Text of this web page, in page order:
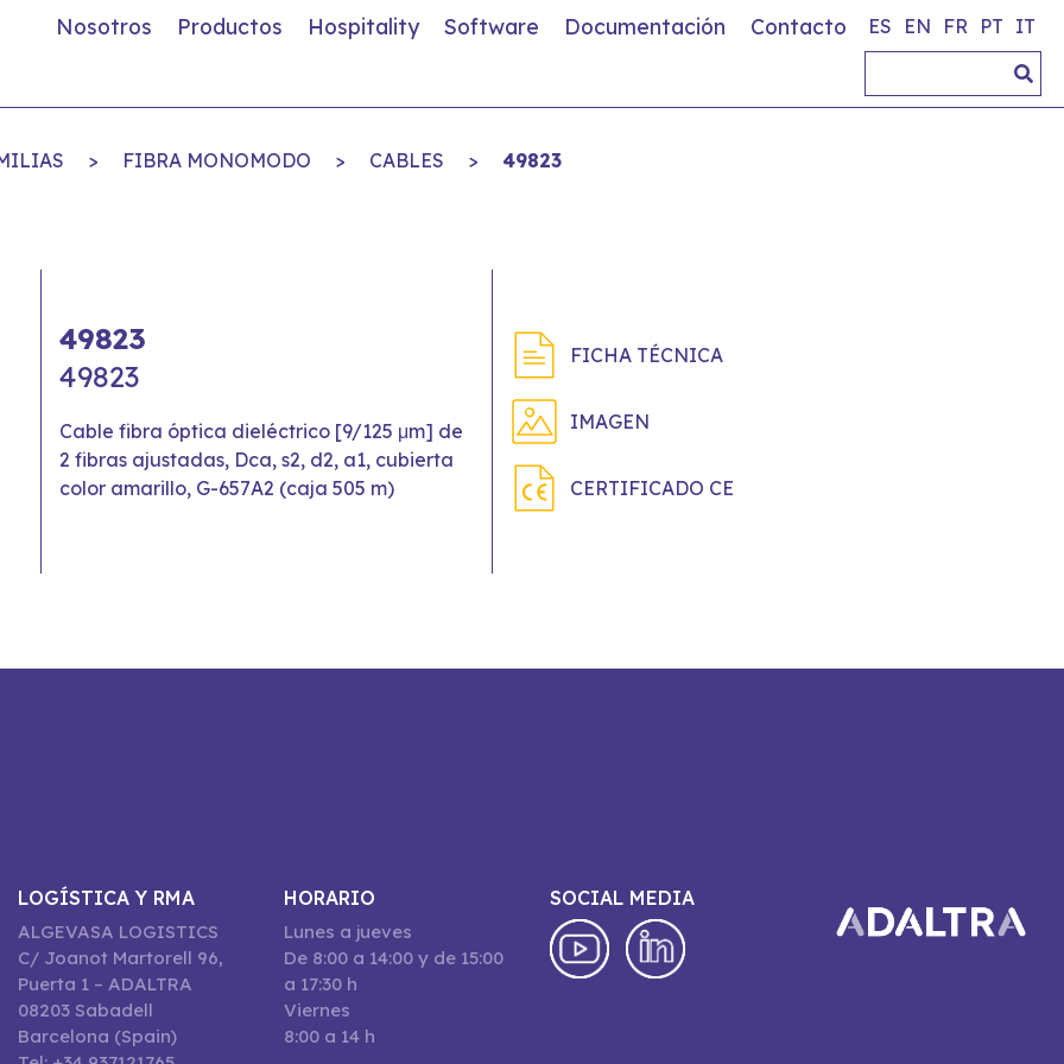
Nosotros Productos Hospitality Software Documentación Contacto ES EN FR PT IT
> FIBRA MONOMODO > CABLES > 49823
49823
49823
Cable fibra óptica dieléctrico [9/125 μm] de
2 fibras ajustadas, Dca, s2, d2, a1, cubierta
color amarillo, G-657A2 (caja 505 m)
FICHA TÉCNICA
IMAGEN
CERTIFICADO CE
LOGÍSTICA Y RMA
ALGEVASA LOGISTICS
C/ Joanot Martorell 96,
Puerta 1 – ADALTRA
08203 Sabadell
Barcelona (Spain)
HORARIO
Lunes a jueves
De 8:00 a 14:00 y de 15:00
a 17:30 h
Viernes
8:00 a 14 h
SOCIAL MEDIA